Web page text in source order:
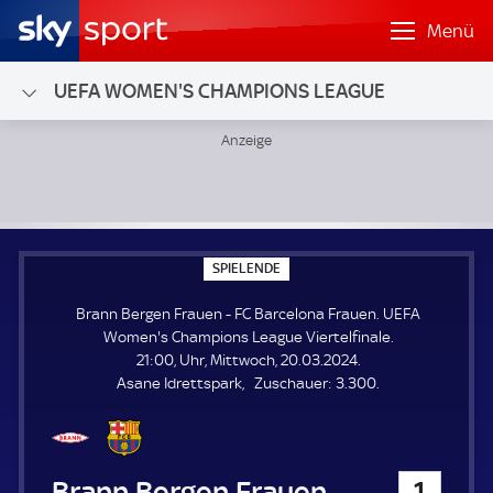
Menü
UEFA WOMEN'S CHAMPIONS LEAGUE
SPIELENDE
P
E
E
N
E
Brann Bergen Frauen - FC Barcelona Frauen. UEFA
Women's Champions League Viertelfinale.
21:00, Uhr, Mittwoch, 20.03.2024.
Asane Idrettspark
Zuschauer: Z
3.300.